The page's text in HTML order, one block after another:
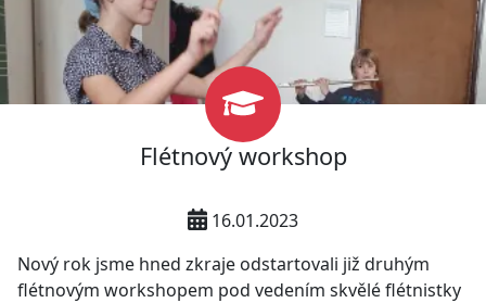
Flétnový workshop
16.01.2023
Nový rok jsme hned zkraje odstartovali již druhým
flétnovým workshopem pod vedením skvělé flétnistky